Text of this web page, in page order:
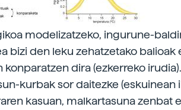
modelizatzeko, ingurune-
bizi den leku zehatzetako balioak
dira (ezkerreko
kurbak sor daitezke (eskuinean
kasuan, malkartasuna zenbat